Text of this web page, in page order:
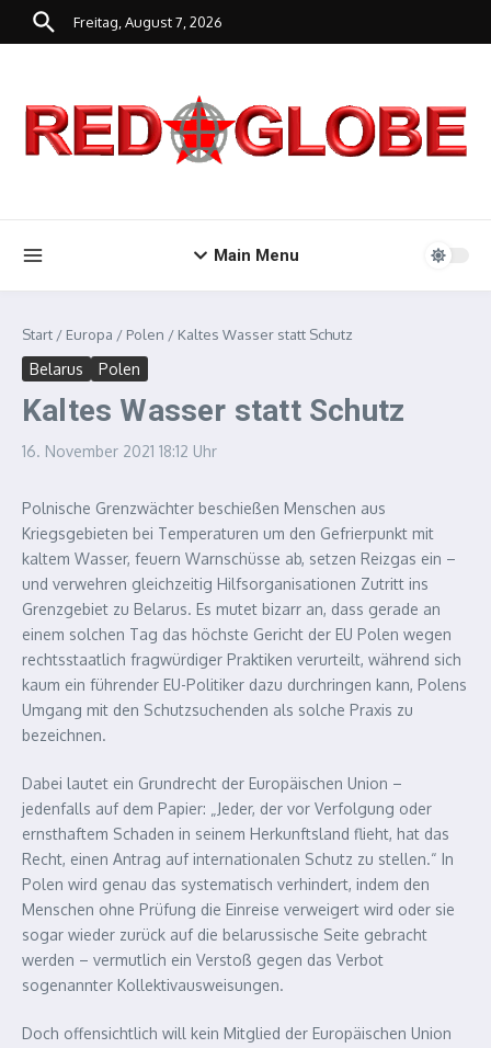
Zum Inhalt springen
Freitag, August 7, 2026
Main Menu
Start / Europa / Polen / Kaltes Wasser statt Schutz
Belarus Polen
Kaltes Wasser statt Schutz
16. November 2021 18:12 Uhr
Polnische Grenzwächter beschießen Menschen aus
Kriegsgebieten bei Temperaturen um den Gefrierpunkt mit
kaltem Wasser, feuern Warnschüsse ab, setzen Reizgas ein –
und verwehren gleichzeitig Hilfsorganisationen Zutritt ins
Grenzgebiet zu Belarus. Es mutet bizarr an, dass gerade an
einem solchen Tag das höchste Gericht der EU Polen wegen
rechtsstaatlich fragwürdiger Praktiken verurteilt, während sich
kaum ein führender EU-Politiker dazu durchringen kann, Polens
Umgang mit den Schutzsuchenden als solche Praxis zu
bezeichnen.
Dabei lautet ein Grundrecht der Europäischen Union –
jedenfalls auf dem Papier: „Jeder, der vor Verfolgung oder
ernsthaftem Schaden in seinem Herkunftsland flieht, hat das
Recht, einen Antrag auf internationalen Schutz zu stellen.“ In
Polen wird genau das systematisch verhindert, indem den
Menschen ohne Prüfung die Einreise verweigert wird oder sie
sogar wieder zurück auf die belarussische Seite gebracht
werden – vermutlich ein Verstoß gegen das Verbot
sogenannter Kollektivausweisungen.
Doch offensichtlich will kein Mitglied der Europäischen Union